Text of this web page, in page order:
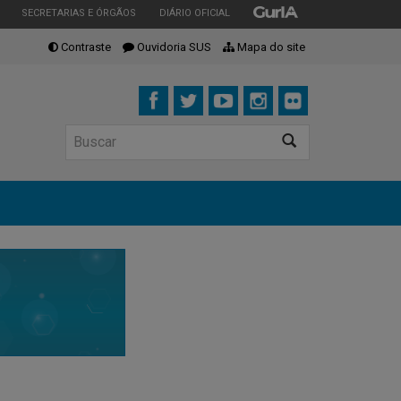
ESTADO
SECRETARIAS E ÓRGÃOS ESTADO
DIÁRIO OFICIAL ESTADO
Contraste Ouvidoria SUS Mapa do site